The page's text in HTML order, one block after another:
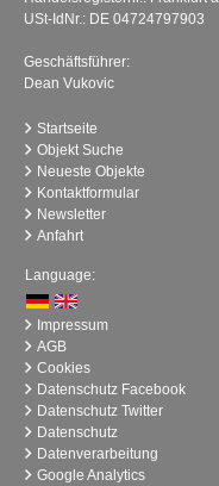
USt-IdNr.: DE 04724797903
Geschäftsführer:
Dean Vukovic
Startseite
Objekt Suche
Neueste Objekte
Kontaktformular
Newsletter
Anfahrt
Language:
Impressum
AGB
Cookies
Datenschutz Facebook
Datenschutz Twitter
Datenschutz
Datenverarbeitung
Google Analytics